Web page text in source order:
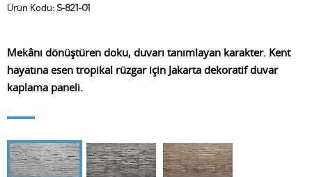
Ürün Kodu: S-821-01
Mekânı dönüştüren doku, duvarı tanımlayan karakter. Kent
hayatına esen tropikal rüzgar için Jakarta dekoratif duvar
kaplama paneli.